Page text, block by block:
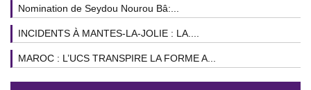
Nomination de Seydou Nourou Bâ:...
INCIDENTS À MANTES-LA-JOLIE : LA....
MAROC : L’UCS TRANSPIRE LA FORME A...